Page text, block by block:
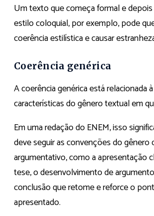
Um texto que começa formal e
estilo coloquial, por exemplo, pode
coerência estilística e causar
Coerência genérica
A coerência genérica está relacionada
características do gênero textual em
Em uma redação do ENEM, isso
deve seguir as convenções do gênero
argumentativo, como a apresentação
tese, o desenvolvimento de
conclusão que retome e reforce o
apresentado.